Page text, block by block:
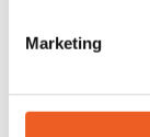
Marketing